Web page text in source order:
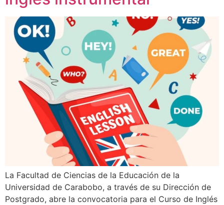
La Facultad de Ciencias de la Educación de la
Universidad de Carabobo, a través de su Dirección de
Postgrado, abre la convocatoria para el Curso de Inglés